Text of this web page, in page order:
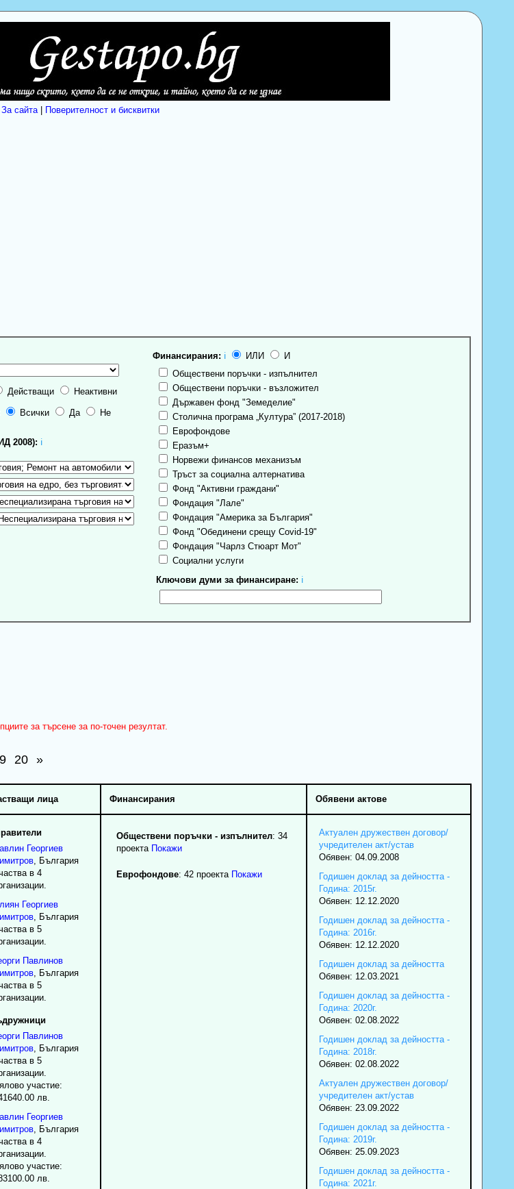
За сайта| Поверителност и бисквитки
Действащи Неактивни
Всички Да Не
2008): ℹ
Финансирания: ℹ ИЛИ
И
Обществени поръчки - изпълнител
Обществени поръчки - възложител
Държавен фонд "Земеделие"
Столична програма „Култура” (2017-2018)
Еврофондове
Еразъм+
Норвежи финансов механизъм
Тръст за социална алтернатива
Фонд "Активни граждани"
Фондация "Лале"
Фондация "Америка за България"
Фонд "Обединени срещу Covid-19"
Фондация "Чарлз Стюарт Мот"
Социални услуги
Ключови думи за финансиране: ℹ
за търсене за по-точен резултат.
20 »
лица Финансирания Обявени актове
Георгиев
, България
в 4
Георгиев
, България
в 5
Павлинов
, България
в 5
Павлинов
, България
в 5
участие:
лв.
Георгиев
, България
в 4
участие:
лв.
Обществени поръчки - изпълнител: 34
проекта Покажи
Еврофондове: 42 проекта Покажи
Актуален дружествен договор/
учредителен акт/устав
Обявен: 04.09.2008
Годишен доклад за дейността -
Година: 2015г.
Обявен: 12.12.2020
Годишен доклад за дейността -
Година: 2016г.
Обявен: 12.12.2020
Годишен доклад за дейността
Обявен: 12.03.2021
Годишен доклад за дейността -
Година: 2020г.
Обявен: 02.08.2022
Годишен доклад за дейността -
Година: 2018г.
Обявен: 02.08.2022
Актуален дружествен договор/
учредителен акт/устав
Обявен: 23.09.2022
Годишен доклад за дейността -
Година: 2019г.
Обявен: 25.09.2023
Годишен доклад за дейността -
Година: 2021г.